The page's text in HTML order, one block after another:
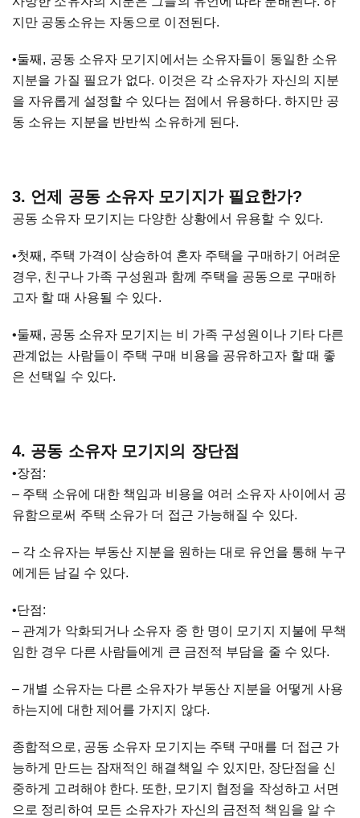
지만 공동소유는 자동으로 이전된다.
•둘째, 공동 소유자 모기지에서는 소유자들이 동일한 소유
지분을 가질 필요가 없다. 이것은 각 소유자가 자신의 지분
을 자유롭게 설정할 수 있다는 점에서 유용하다. 하지만 공
동 소유는 지분을 반반씩 소유하게 된다.
3. 언제 공동 소유자 모기지가 필요한가?
공동 소유자 모기지는 다양한 상황에서 유용할 수 있다.
•첫째, 주택 가격이 상승하여 혼자 주택을 구매하기 어려운
경우, 친구나 가족 구성원과 함께 주택을 공동으로 구매하
고자 할 때 사용될 수 있다.
•둘째, 공동 소유자 모기지는 비 가족 구성원이나 기타 다른
관계없는 사람들이 주택 구매 비용을 공유하고자 할 때 좋
은 선택일 수 있다.
4. 공동 소유자 모기지의 장단점
•장점:
– 주택 소유에 대한 책임과 비용을 여러 소유자 사이에서 공
유함으로써 주택 소유가 더 접근 가능해질 수 있다.
– 각 소유자는 부동산 지분을 원하는 대로 유언을 통해 누구
에게든 남길 수 있다.
•단점:
– 관계가 악화되거나 소유자 중 한 명이 모기지 지불에 무책
임한 경우 다른 사람들에게 큰 금전적 부담을 줄 수 있다.
– 개별 소유자는 다른 소유자가 부동산 지분을 어떻게 사용
하는지에 대한 제어를 가지지 않다.
종합적으로, 공동 소유자 모기지는 주택 구매를 더 접근 가
능하게 만드는 잠재적인 해결책일 수 있지만, 장단점을 신
중하게 고려해야 한다. 또한, 모기지 협정을 작성하고 서면
으로 정리하여 모든 소유자가 자신의 금전적 책임을 알 수